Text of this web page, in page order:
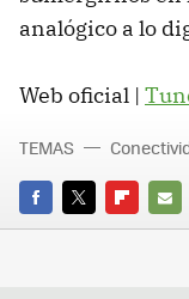
analógico a lo
Web oficial |
FACEBOOK
TWITTER
E-
TEMAS